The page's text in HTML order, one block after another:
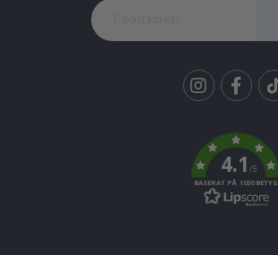
k
4.1/5
BASERAT PÅ 1030 BETYG